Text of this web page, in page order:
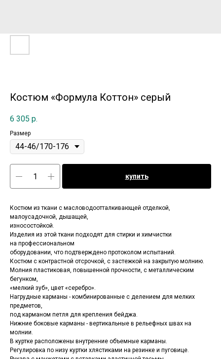
Костюм «Формула Коттон» серый
6 305 р.
Размер
купить
Костюм из ткани с масловодоотталкивающей отделкой,
малоусадочной, дышащей,
износостойкой.
Изделия из этой ткани подходят для стирки и химчистки
на профессиональном
оборудовании, что подтверждено протоколом испытаний.
Костюм с контрастной отсрочкой, с застежкой на закрытую молнию.
Молния пластиковая, повышенной прочности, с металлическим
бегунком,
«мелкий зуб», цвет «серебро».
Нагрудные карманы - комбинированные с делением для мелких
предметов,
под карманом петля для крепления бейджа.
Нижние боковые карманы - вертикальные в рельефных швах на
молнии.
В куртке расположены внутренние объемные карманы.
Регулировка по низу куртки хлястиками на резинке и пуговице.